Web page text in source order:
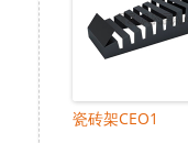
瓷砖架CEO1